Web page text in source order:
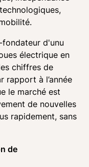
d'unu
électrique en
chiffres de
rapport à l’année
le marché est
de nouvelles
rapidement, sans
de